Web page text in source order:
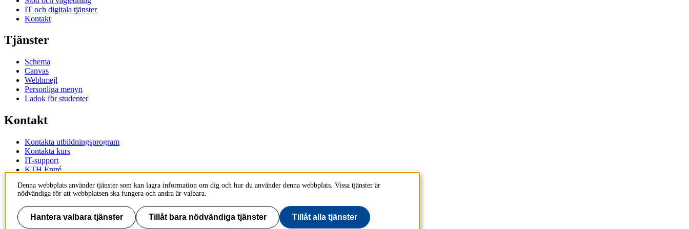
IT och digitala tjänster
Kontakt
Tjänster
Schema
Canvas
Webbmejl
Personliga menyn
Ladok för studenter
Kontakt
Kontakta utbildningsprogram
Kontakta kurs
IT-support
KTH Entré
KTH
100 44 Stockholm
+46 8 790 60 00
info@kth.se
Denna webbplats använder tjänster som kan lagra information om dig och hur du använder denna webbplats. Vissa tjänster är
nödvändiga för att webbplatsen ska fungera och andra är valbara.
Hantera valbara tjänster Tillåt bara nödvändiga tjänster Tillåt alla tjänster